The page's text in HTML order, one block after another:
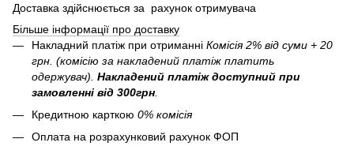
Доставка здійснюється за рахунок отримувача
Більше інформації про доставку
Накладний платіж при отриманні Комісія 2% від суми + 20
грн. (комісію за накладений платіж платить
одержувач). Накладений платіж доступний при
замовленні від 300грн
Кредитною карткою 0% комісія
Оплата на розрахунковий рахунок ФОП